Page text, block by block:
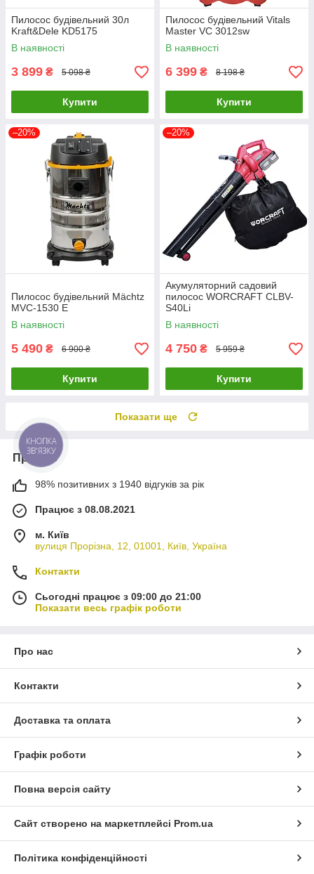
Пилосос будівельний 30л
Kraft&Dele KD5175
В наявності
3 899 ₴ 5 098 ₴
Купити
Пилосос будівельний Vitals
Master VC 3012sw
В наявності
6 399 ₴ 8 198 ₴
Купити
–20%
Пилосос будівельний Mächtz
MVC‑1530 Е
В наявності
5 490 ₴ 6 900 ₴
Купити
–20%
Акумуляторний садовий
пилосос WORCRAFT CLBV-
S40Li
В наявності
4 750 ₴ 5 959 ₴
Купити
Показати ще
Про нас
98% позитивних з 1940 відгуків за рік
Працює з 08.08.2021
м. Київ
вулиця Прорізна, 12, 01001, Київ, Україна
Контакти
Сьогодні працює з 09:00 до 21:00
Показати весь графік роботи
Про нас
Контакти
Доставка та оплата
Графік роботи
Повна версія сайту
Сайт створено на маркетплейсі Prom.ua
Політика конфіденційності
КНОПКА
ЗВ'ЯЗКУ